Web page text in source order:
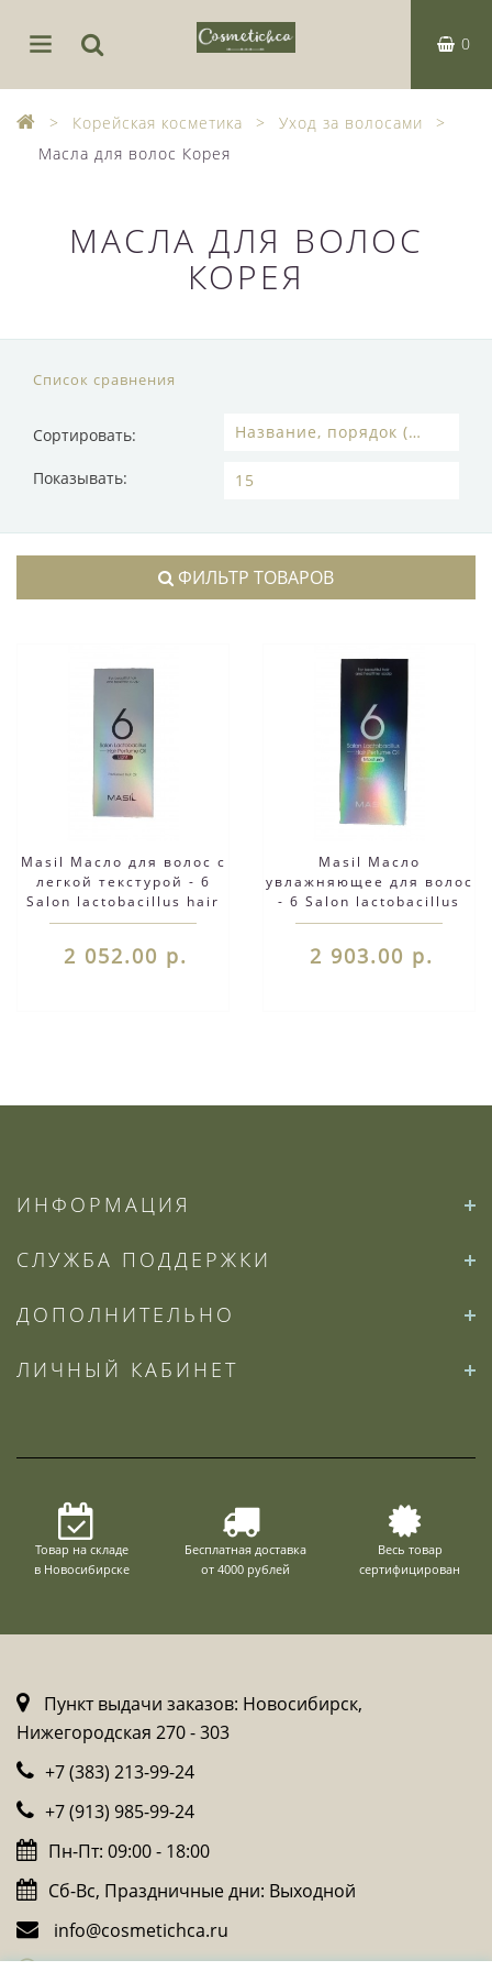
0
Корейская косметика
Уход за волосами
Масла для волос Корея
МАСЛА ДЛЯ ВОЛОС
КОРЕЯ
Список сравнения
Сортировать:
Показывать:
ФИЛЬТР ТОВАРОВ
Masil Масло для волос с
легкой текстурой - 6
Salon lactobacillus hair
perfume oil light, 66 мл
2 052.00 р.
Masil Масло
увлажняющее для волос
- 6 Salon lactobacillus
hair perfume oil
2 903.00 р.
ИНФОРМАЦИЯ
СЛУЖБА ПОДДЕРЖКИ
ДОПОЛНИТЕЛЬНО
ЛИЧНЫЙ КАБИНЕТ
Товар на складе
в Новосибирске
Бесплатная доставка
от 4000 рублей
Весь товар
сертифицирован
Пункт выдачи заказов: Новосибирск,
Нижегородская 270 - 303
+7 (383) 213-99-24
+7 (913) 985-99-24
Пн-Пт: 09:00 - 18:00
Сб-Вс, Праздничные дни: Выходной
info@cosmetichca.ru